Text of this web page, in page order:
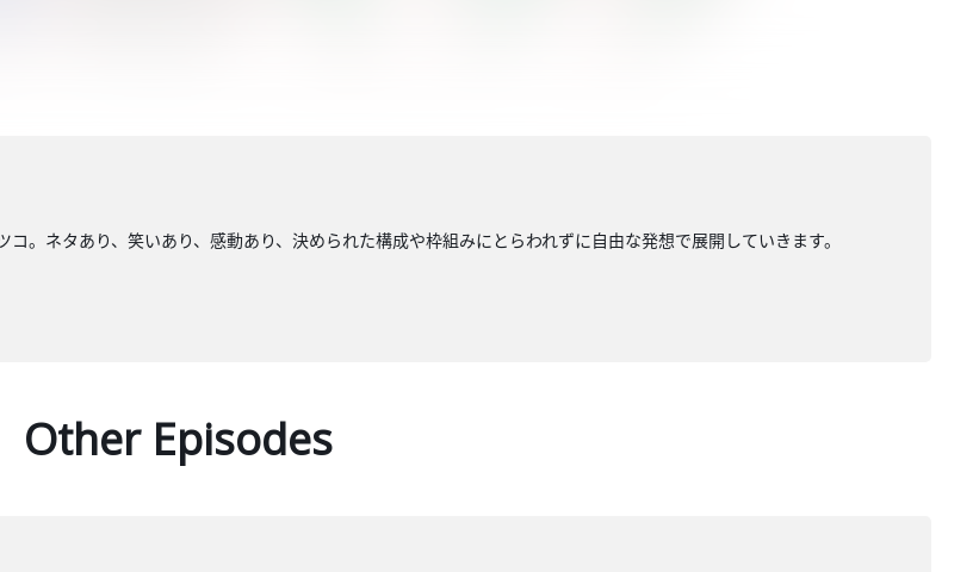
。ネタあり、笑いあり、感動あり、決められた構成や枠組みにとらわれずに自由な発想で展開していきます。
Other Episodes